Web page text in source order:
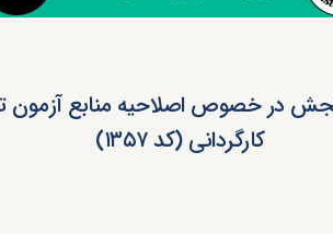
کارگردانی (کد ۱۳۵۷)